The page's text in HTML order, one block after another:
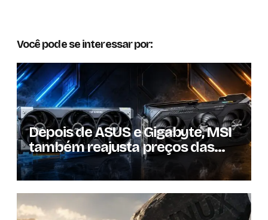
Você pode se interessar por:
Depois de ASUS e Gigabyte, MSI
também reajusta preços das
GPUs em mais de 20%